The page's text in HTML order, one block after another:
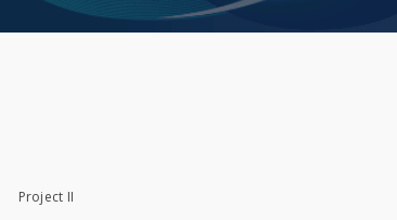
Project II